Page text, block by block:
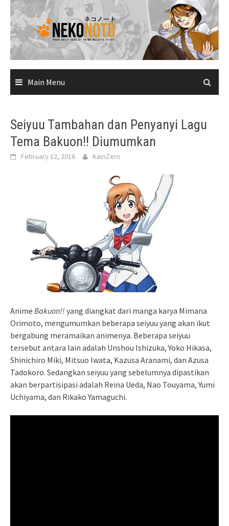
Skip
content
Main Menu
Seiyuu Tambahan dan Penyanyi Lagu
Tema Bakuon!! Diumumkan
February 12, 2016 KairiZero
Anime Bakuon!! yang diangkat dari manga karya Mimana
Orimoto, mengumumkan beberapa seiyuu yang akan ikut
bergabung meramaikan animenya. Beberapa seiyuu
tersebut antara lain adalah Unshou Ishizuka, Yoko Hikasa,
Shinichiro Miki, Mitsuo Iwata, Kazusa Aranami, dan Azusa
Tadokoro. Sedangkan seiyuu yang sebelumnya dipastikan
akan berpartisipasi adalah Reina Ueda, Nao Touyama, Yumi
Uchiyama, dan Rikako Yamaguchi.